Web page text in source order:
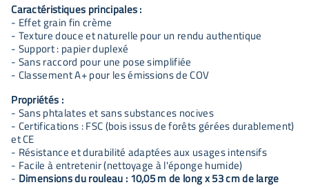
Caractéristiques principales :
- Effet grain fin crème
- Texture douce et naturelle pour un rendu authentique
- Support : papier duplexé
- Sans raccord pour une pose simplifiée
- Classement A+ pour les émissions de COV
Propriétés :
- Sans phtalates et sans substances nocives
- Certifications : FSC (bois issus de forêts gérées durablement)
et CE
- Résistance et durabilité adaptées aux usages intensifs
- Facile à entretenir (nettoyage à l'éponge humide)
- Dimensions du rouleau : 10,05 m de long x 53 cm de large